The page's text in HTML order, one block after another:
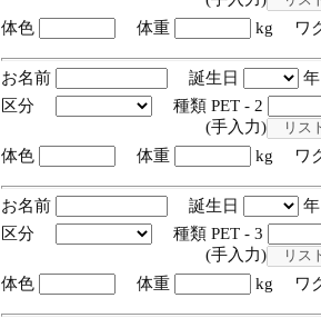
体色
体重 kg ワ
お名前 誕生日
区分
種類 PET - 2
(手入力)
体色
体重 kg ワ
お名前 誕生日
区分
種類 PET - 3
(手入力)
体色
体重 kg ワ